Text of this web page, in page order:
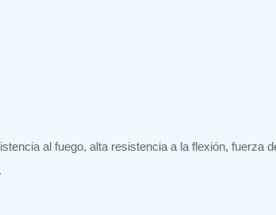
al fuego, alta resistencia a la flexión, fuerza